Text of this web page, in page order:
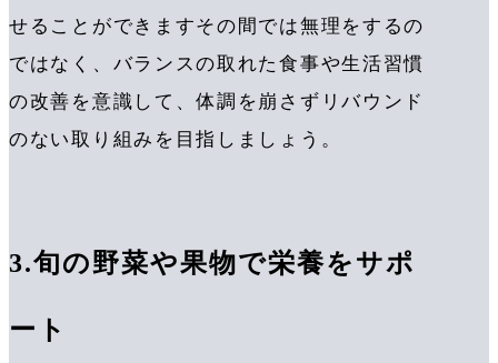
せることができますその間では無理をするの
ではなく、バランスの取れた食事や生活習慣
の改善を意識して、体調を崩さずリバウンド
のない取り組みを目指しましょう。
3.旬の野菜や果物で栄養をサポ
ート